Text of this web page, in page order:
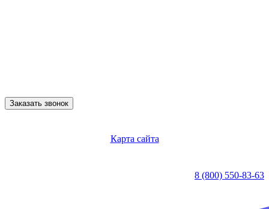
Заказать звонок
Карта сайта
8 (800) 550-83-63